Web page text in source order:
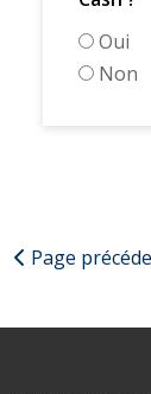
Oui
Non
Page